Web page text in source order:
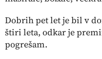
Dobrih pet let je bil v
štiri leta, odkar je
pogrešam.